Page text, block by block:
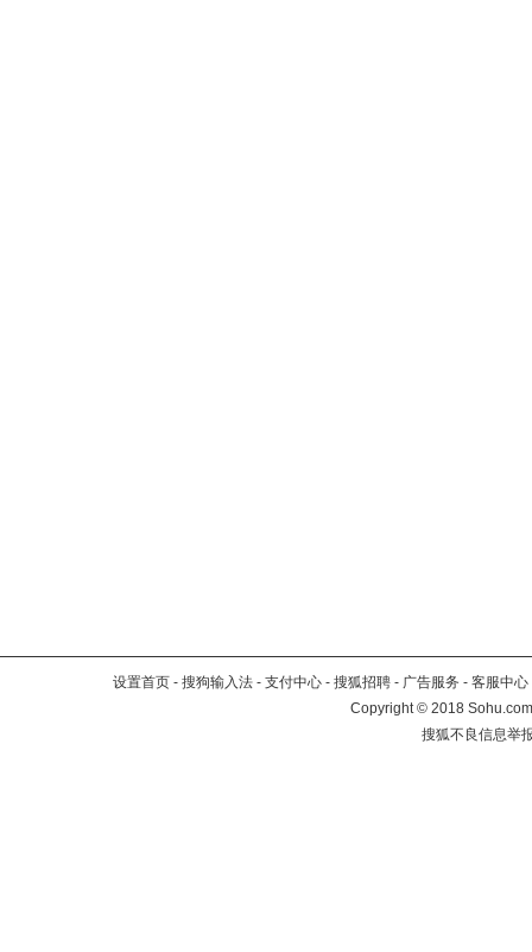
设置首页 - 搜狗输入法 - 支付中心 - 搜狐招聘 - 广告服务 - 客服中心
Copyright©2018
搜狐不良信息举